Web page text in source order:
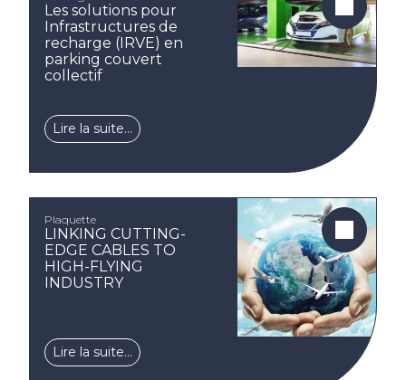
Les solutions pour
Infrastructures de
recharge (IRVE) en
parking couvert
collectif
Lire la suite…
Plaquette
LINKING CUTTING-
EDGE CABLES TO
HIGH-FLYING
INDUSTRY
Lire la suite…